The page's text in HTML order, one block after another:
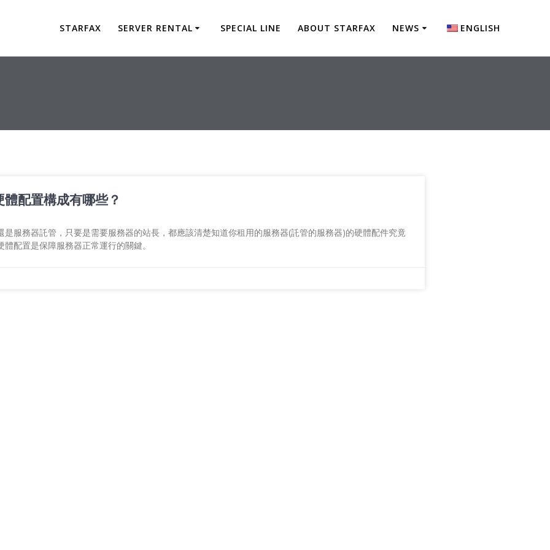
STARFAX SERVER RENTAL SPECIAL LINE ABOUT STARFAX NEWS ENGLISH
配置構成有哪些？
是服務器託管，只要是需要服務器的站長，都應該清楚知道你租用的服務器(託管的服務器)的硬體配件究竟
配置是保障服務器正常運行的關鍵。